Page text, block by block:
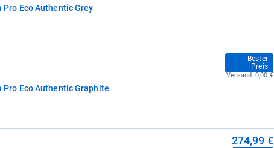
Eco Authentic Grey
Eco Authentic Graphite
Bester
Preis
269,99 €
Versand:0,00 €
274,99 €